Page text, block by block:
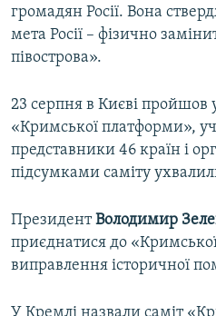
громадян Росії. Вона
мета Росії – фізично
півострова».
23 серпня в Києві пройшов
«Кримської платформи»,
представники 46 країн і
підсумками саміту
ПрезидентВолодимир
приєднатися до
виправлення історичної